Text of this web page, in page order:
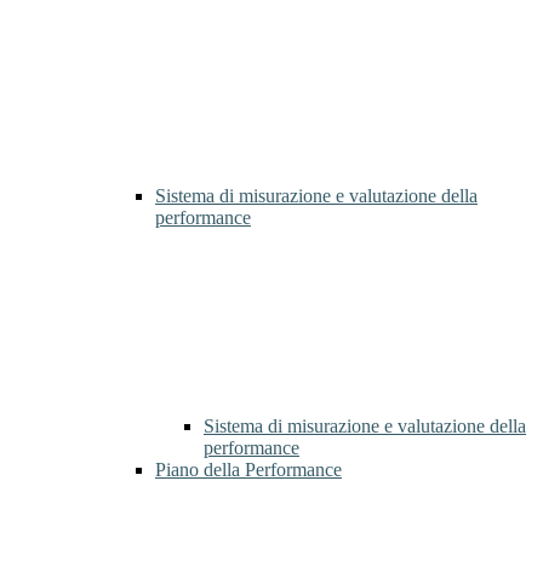
Sistema di misurazione e valutazione della
performance
Sistema di misurazione e valutazione della
performance
Piano della Performance